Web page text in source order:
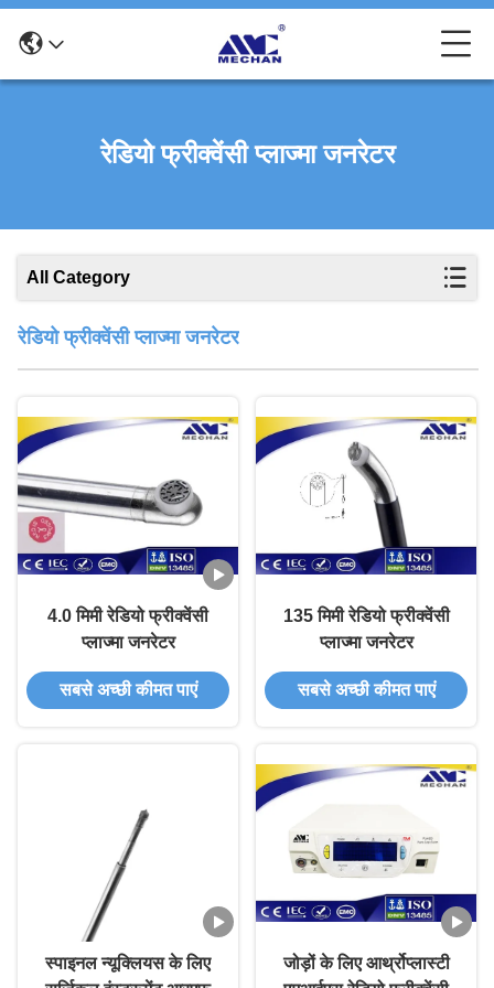
रेडियो फ्रीक्वेंसी प्लाज्मा जनरेटर
All Category
रेडियो फ्रीक्वेंसी प्लाज्मा जनरेटर
4.0 मिमी रेडियो फ्रीक्वेंसी
प्लाज्मा जनरेटर
सबसे अच्छी कीमत पाएं
135 मिमी रेडियो फ्रीक्वेंसी
प्लाज्मा जनरेटर
सबसे अच्छी कीमत पाएं
स्पाइनल न्यूक्लियस के लिए
जोड़ों के लिए आर्थ्रोप्लास्टी